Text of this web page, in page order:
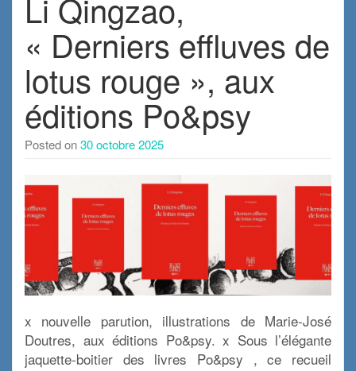
Li Qingzao,
« Derniers effluves de
lotus rouge », aux
éditions Po&psy
Posted on30 octobre 2025
x nouvelle parution, illustrations de Marie-José
Doutres, aux éditions Po&psy. x Sous l’élégante
jaquette-boitier des livres Po&psy , ce recueil